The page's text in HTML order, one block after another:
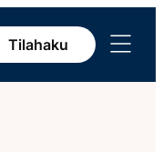
Tilahaku
Avaa
valikko